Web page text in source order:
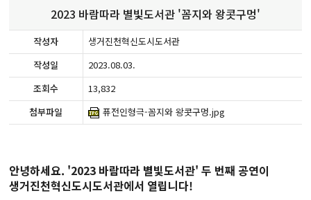
2023 바람따라 별빛도서관 '꼼지와 왕콧구멍'
작성자
생거진천혁신도시도서관
작성일
2023.08.03.
조회수
13,832
첨부파일
퓨전인형극-꼼지와 왕콧구멍.jpg
안녕하세요. '2023 바람따라 별빛도서관' 두 번째 공연이
생거진천혁신도시도서관에서 열립니다!